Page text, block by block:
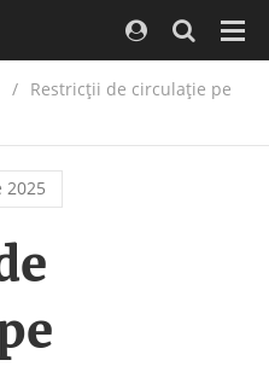
/ Restricții de circulație pe
2025